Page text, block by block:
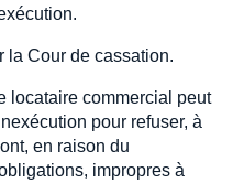
la Cour de cassation.
locataire commercial peut
pour refuser, à
en raison du
impropres à